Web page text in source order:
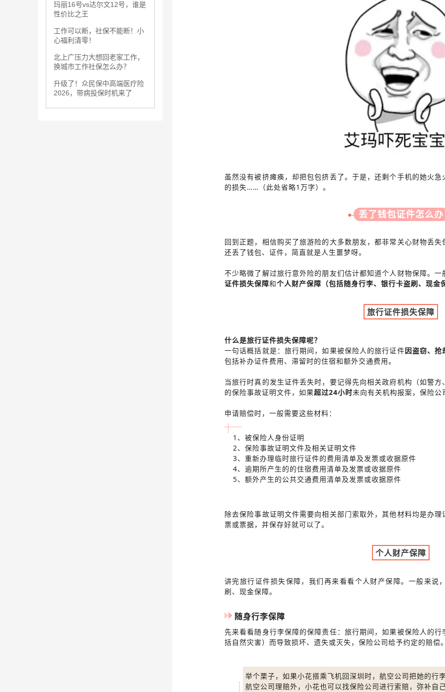
玛丽16号vs达尔文12号，谁是
性价比之王
工作可以断，社保不能断！小
心福利清零！
北上广压力大想回老家工作，
换城市工作社保怎么办？
升级了！众民保中高端医疗险
2026，带病投保时机来了
虽然没有被挤瘫痪，却把包包挤丢了。于是，还剩个手机的她火
的损失……（此处省略1万字）。
丢了钱包证件怎么办
回到正题，相信购买了旅游险的大多数朋友，都非常关心财物丢
还丢了钱包、证件，简直就是人生噩梦呀。
不少略微了解过旅行意外险的朋友们估计都知道个人财物保障。
证件损失保障和个人财产保障（包括随身行李、银行卡盗刷、现金
旅行证件损失保障
什么是旅行证件损失保障呢？
一句话概括就是：旅行期间，如果被保险人的旅行证件因盗窃、抢
包括补办证件费用、滞留时的住宿和额外交通费用。
当旅行时真的发生证件丢失时，要记得先向相关政府机构（如警
的保险事故证明文件，如果超过24小时未向有关机构报案，保险
申请赔偿时，一般需要这些材料：
1、被保险人身份证明
2、保险事故证明文件及相关证明文件
3、重新办理临时旅行证件的费用清单及发票或收据原件
4、逾期所产生的的住宿费用清单及发票或收据原件
5、额外产生的公共交通费用清单及发票或收据原件
除去保险事故证明文件需要向相关部门索取外，其他材料均是办
票或票据，并保存好就可以了。
个人财产保障
讲完旅行证件损失保障，我们再来看看个人财产保障。一般来说
刷、现金保障。
随身行李保障
先来看看随身行李保障的保障责任：旅行期间，如果被保险人的
括自然灾害）而导致损坏、遗失或灭失，保险公司给予约定的赔偿
举个栗子，如果小花搭乘飞机回深圳时，航空公司把她的行
航空公司理赔外，小花也可以找保险公司进行索赔，弥补自